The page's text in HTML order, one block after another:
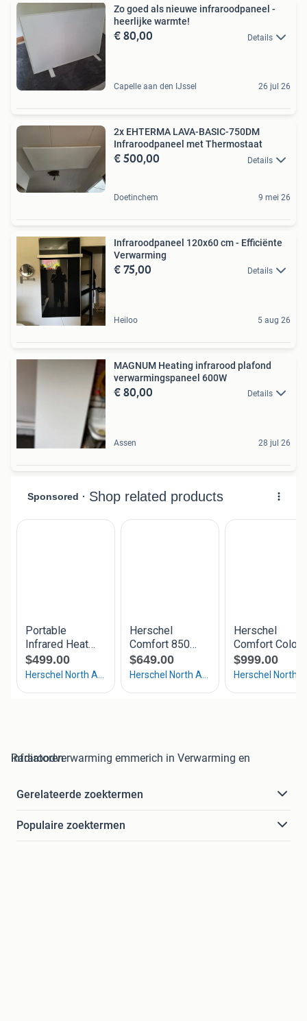
Zo goed als nieuwe infraroodpaneel -
heerlijke warmte!
€ 80,00 Details
Capelle aan den IJssel 26 jul 26
2x EHTERMA LAVA-BASIC-750DM
Infraroodpaneel met Thermostaat
€ 500,00 Details
Doetinchem 9 mei 26
Infraroodpaneel 120x60 cm - Efficiënte
Verwarming
€ 75,00 Details
Heiloo 5 aug 26
MAGNUM Heating infrarood plafond
verwarmingspaneel 600W
€ 80,00 Details
Assen 28 jul 26
infraroodverwarming emmerich in Verwarming en Radiatoren
Gerelateerde zoektermen
Populaire zoektermen